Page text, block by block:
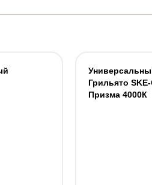
Грильято
Призма 4000К